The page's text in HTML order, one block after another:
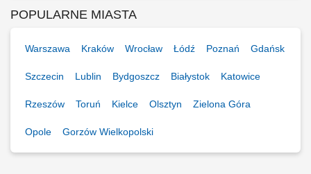
POPULARNE MIASTA
Warszawa Kraków Wrocław Łódź Poznań Gdańsk
Szczecin Lublin Bydgoszcz Białystok Katowice
Rzeszów Toruń Kielce Olsztyn Zielona Góra
Opole Gorzów Wielkopolski